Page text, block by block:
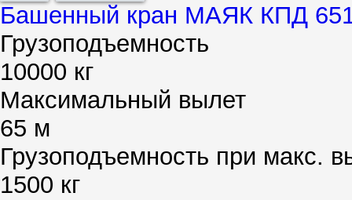
Башенный кран МАЯК КПД
Грузоподъемность
10000 кг
Максимальный вылет
65 м
Грузоподъемность при макс.
1500 кг